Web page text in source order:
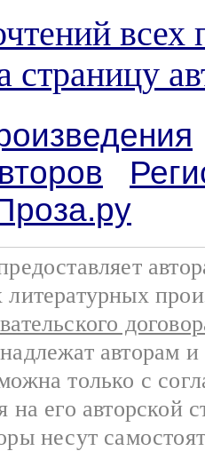
всех
страницу
авторам
только с
на его авторской
несут